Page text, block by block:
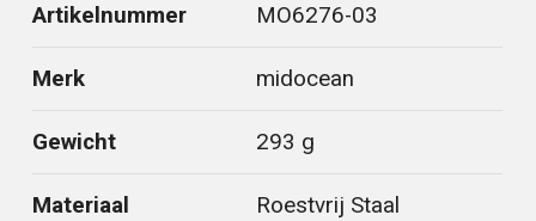
Artikelnummer MO6276-03
Merk midocean
Gewicht 293 g
Materiaal Roestvrij Staal